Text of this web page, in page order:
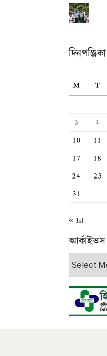
দিনপঞ্জিকা
M
T
3
4
10
11
17
18
24
25
31
« Jul
আর্কাইভস
আর্কাইভস